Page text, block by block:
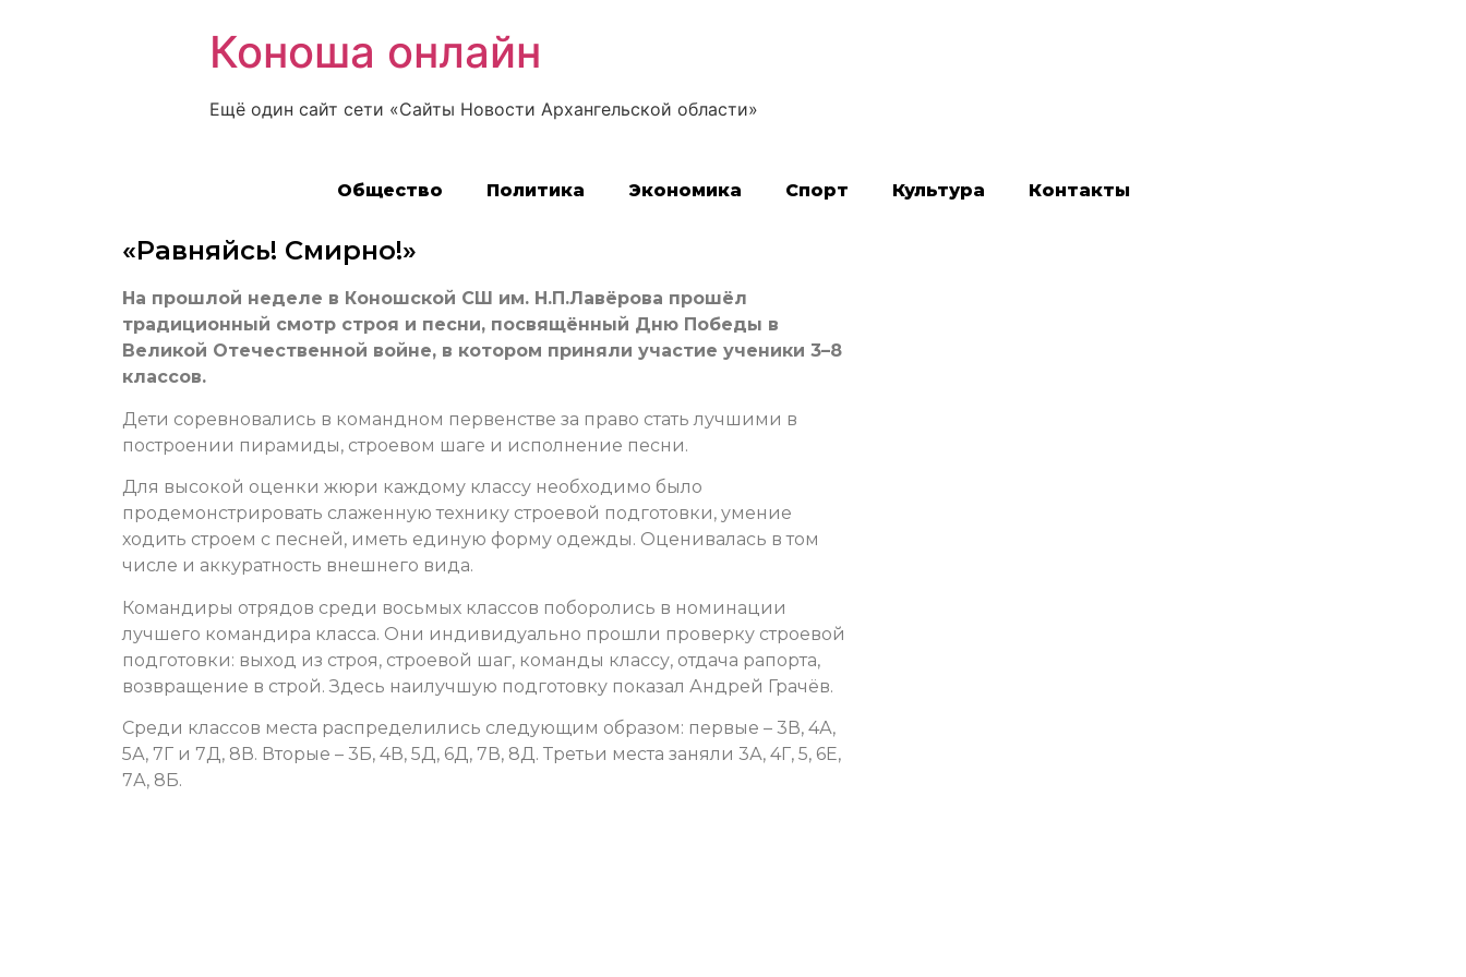
Коноша онлайн
Ещё один сайт сети «Сайты Новости Архангельской области»
Общество Политика Экономика Спорт Культура Контакты
«Равняйсь! Смирно!»
На прошлой неделе в Коношской СШ им. Н.П.Лавёрова прошёл
традиционный смотр строя и песни, посвящённый Дню Победы в
Великой Отечественной войне, в котором приняли участие ученики 3–8
классов.
Дети соревновались в командном первенстве за право стать лучшими в
построении пирамиды, строевом шаге и исполнение песни.
Для высокой оценки жюри каждому классу необходимо было
продемонстрировать слаженную технику строевой подготовки, умение
ходить строем с песней, иметь единую форму одежды. Оценивалась в том
числе и аккуратность внешнего вида.
Командиры отрядов среди восьмых классов поборолись в номинации
лучшего командира класса. Они индивидуально прошли проверку строевой
подготовки: выход из строя, строевой шаг, команды классу, отдача рапорта,
возвращение в строй. Здесь наилучшую подготовку показал Андрей Грачёв.
Среди классов места распределились следующим образом: первые – 3В, 4А,
5А, 7Г и 7Д, 8В. Вторые – 3Б, 4В, 5Д, 6Д, 7В, 8Д. Третьи места заняли 3А, 4Г, 5, 6Е,
7А, 8Б.